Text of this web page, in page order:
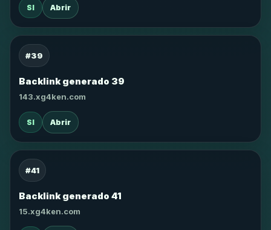
SI Abrir
#39
Backlink generado 39
143.xg4ken.com
SI Abrir
#41
Backlink generado 41
15.xg4ken.com